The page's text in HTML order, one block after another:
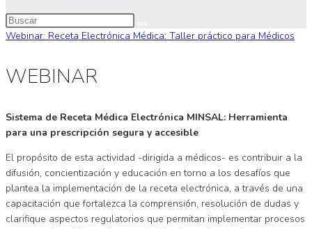
Webinar: Receta Electrónica Médica: Taller práctico para Médicos
WEBINAR
Sistema de Receta Médica Electrónica MINSAL: Herramienta
para una prescripción segura y accesible
El propósito de esta actividad -dirigida a médicos- es contribuir a la
difusión, concientización y educación en torno a los desafíos que
plantea la implementación de la receta electrónica, a través de una
capacitación que fortalezca la comprensión, resolución de dudas y
clarifique aspectos regulatorios que permitan implementar procesos